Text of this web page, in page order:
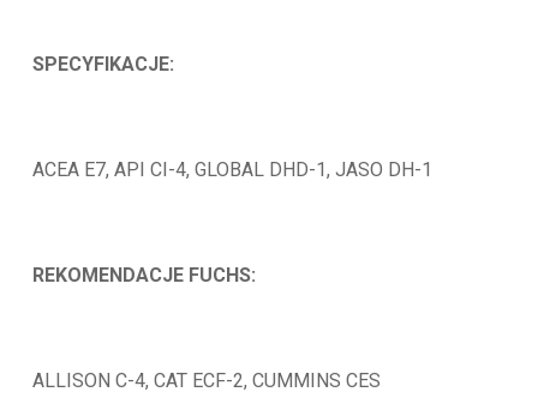
SPECYFIKACJE:
ACEA E7, API CI-4, GLOBAL DHD-1, JASO DH-1
REKOMENDACJE FUCHS:
ALLISON C-4, CAT ECF-2, CUMMINS CES